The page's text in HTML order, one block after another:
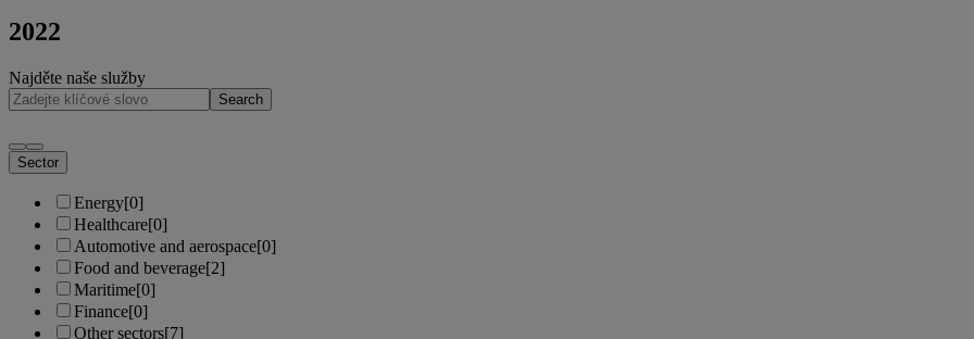
2022
Najděte naše služby
Search
Sector
Energy[0]
Healthcare[0]
Automotive and aerospace[0]
Food and beverage[2]
Maritime[0]
Finance[0]
Other sectors[7]